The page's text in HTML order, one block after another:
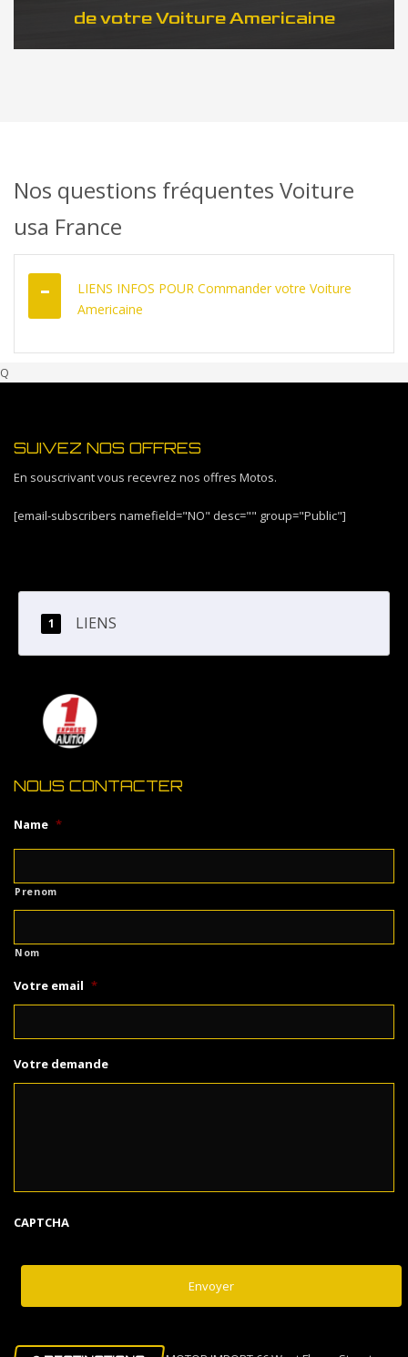
de votre Voiture Americaine
Nos questions fréquentes Voiture
usa France
LIENS INFOS POUR Commander votre Voiture
Americaine
Q
SUIVEZ NOS OFFRES
En souscrivant vous recevrez nos offres Motos.
[email-subscribers namefield="NO" desc="" group="Public"]
LIENS
NOUS CONTACTER
Name *
Prenom
Nom
Votre email *
Votre demande
CAPTCHA